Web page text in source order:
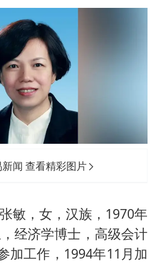
闻 查看精彩图片
敏，女，汉族，1970年
经济学博士，高级会计
加工作，1994年11月加